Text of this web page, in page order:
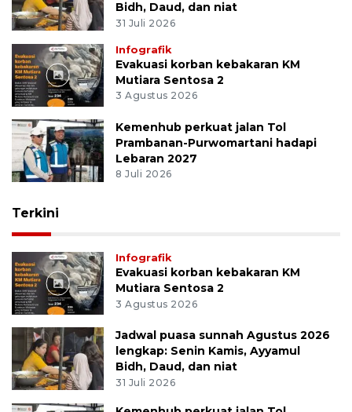
Bidh, Daud, dan niat
31 Juli 2026
Infografik
Evakuasi korban kebakaran KM
Mutiara Sentosa 2
3 Agustus 2026
Kemenhub perkuat jalan Tol
Prambanan-Purwomartani hadapi
Lebaran 2027
8 Juli 2026
Terkini
Infografik
Evakuasi korban kebakaran KM
Mutiara Sentosa 2
3 Agustus 2026
Jadwal puasa sunnah Agustus 2026
lengkap: Senin Kamis, Ayyamul
Bidh, Daud, dan niat
31 Juli 2026